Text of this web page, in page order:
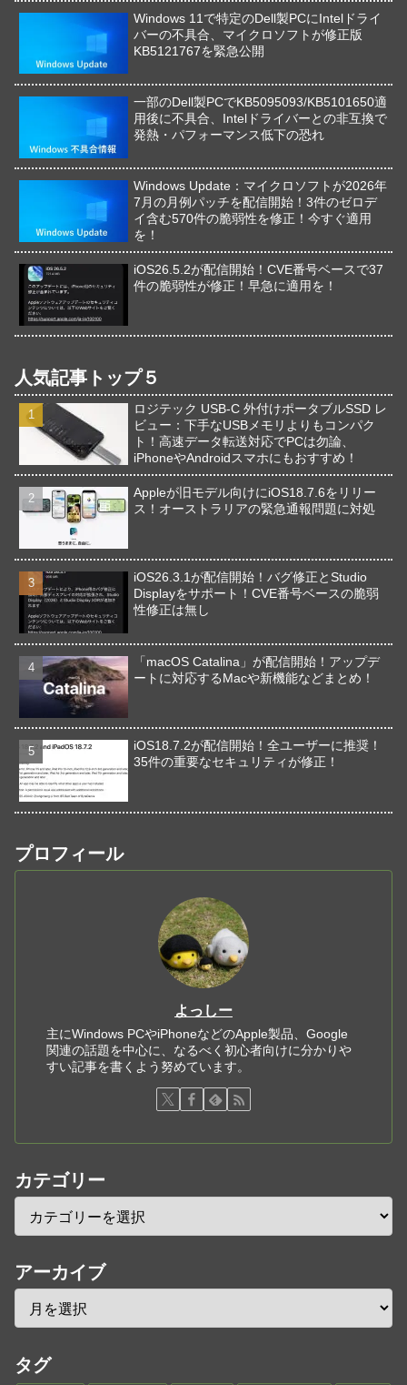
Windows 11で特定のDell製PCにIntelドライ
バーの不具合、マイクロソフトが修正版
KB5121767を緊急公開
一部のDell製PCでKB5095093/KB5101650適
用後に不具合、Intelドライバーとの非互換で
発熱・パフォーマンス低下の恐れ
Windows Update：マイクロソフトが2026年
7月の月例パッチを配信開始！3件のゼロデ
イ含む570件の脆弱性を修正！今すぐ適用
を！
iOS26.5.2が配信開始！CVE番号ベースで37
件の脆弱性が修正！早急に適用を！
人気記事トップ５
ロジテック USB-C 外付けポータブルSSD レ
ビュー：下手なUSBメモリよりもコンパク
ト！高速データ転送対応でPCは勿論、
iPhoneやAndroidスマホにもおすすめ！
Appleが旧モデル向けにiOS18.7.6をリリー
ス！オーストラリアの緊急通報問題に対処
iOS26.3.1が配信開始！バグ修正とStudio
Displayをサポート！CVE番号ベースの脆弱
性修正は無し
「macOS Catalina」が配信開始！アップデ
ートに対応するMacや新機能などまとめ！
iOS18.7.2が配信開始！全ユーザーに推奨！
35件の重要なセキュリティが修正！
プロフィール
よっしー
主にWindows PCやiPhoneなどのApple製品、Google
関連の話題を中心に、なるべく初心者向けに分かりや
すい記事を書くよう努めています。
カテゴリー
アーカイブ
タグ